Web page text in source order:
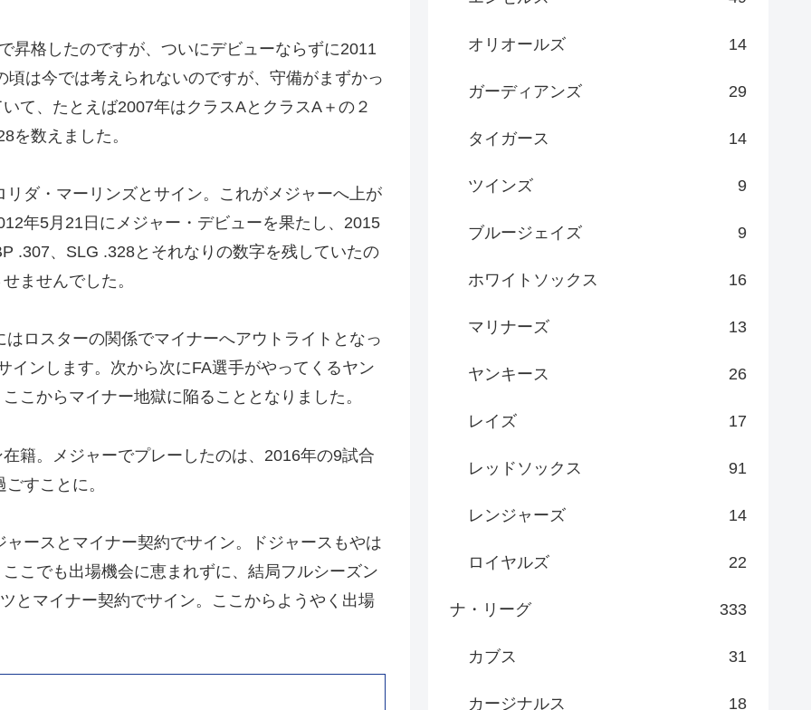
格したのですが、ついにデビューならずに2011
は今では考えられないのですが、守備がまずかっ
て、たとえば2007年はクラスAとクラスA＋の２
を数えました。
ダ・マーリンズとサイン。これがメジャーへ上が
年5月21日にメジャー・デビューを果たし、2015
.307、SLG .328とそれなりの数字を残していたの
ませんでした。
ロスターの関係でマイナーへアウトライトとなっ
インします。次から次にFA選手がやってくるヤン
こからマイナー地獄に陥ることとなりました。
。メジャーでプレーしたのは、2016年の9試合
すことに。
ースとマイナー契約でサイン。ドジャースもやは
こでも出場機会に恵まれずに、結局フルシーズン
とマイナー契約でサイン。ここからようやく出場
オリオールズ 14
ガーディアンズ 29
タイガース 14
ツインズ 9
ブルージェイズ 9
ホワイトソックス 16
マリナーズ 13
ヤンキース 26
レイズ 17
レッドソックス 91
レンジャーズ 14
ロイヤルズ 22
ナ・リーグ 333
カブス 31
カージナルス 18